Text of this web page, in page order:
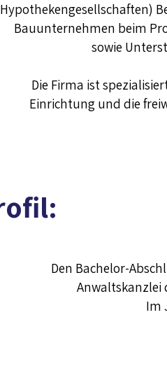
Hypothekengesellschaften)
Bauunternehmen beim
sowie
Die Firma ist
Einrichtung und die
:Profil
Den Bachelor-
Anwaltskanzlei
Im